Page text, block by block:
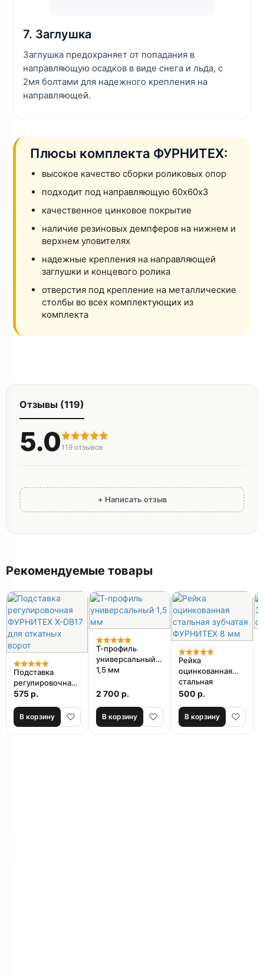
7. Заглушка
Заглушка предохраняет от попадания в
направляющую осадков в виде снега и льда, с
2мя болтами для надежного крепления на
направляющей.
Плюсы комплекта ФУРНИТЕХ:
высокое качество сборки роликовых опор
подходит под направляющую 60х60х3
качественное цинковое покрытие
наличие резиновых демпферов на нижнем и
верхнем уловителях
надежные крепления на направляющей
заглушки и концевого ролика
отверстия под крепление на металлические
столбы во всех комплектующих из
комплекта
Отзывы (119)
5.0 119 отзывов
+ Написать отзыв
Рекомендуемые товары
Подставка
регулировочная
ФУРНИТЕХ X-
откатных ворот
575 р.
В корзину
Т-профиль
универсальный
1,5 мм
2 700 р.
В корзину
Рейка
оцинкованная
стальная
зубчатая
500 р.
В корзину